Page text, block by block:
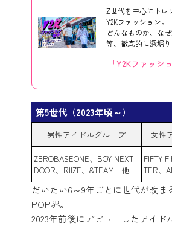
Z世代を中心にトレ
Y2Kファッション。
どんなものか、な
等、徹底的に深堀り
「Y2Kファッシ
第5世代（2023年頃～）
男性アイドルグループ 女性
ZEROBASEONE、BOY NEXT
DOOR、RIIZE、&TEAM 他
FIFTY
TER、
だいたい6～9年ごとに世代が改ま
POP界。
2023年前後にデビューしたアイド